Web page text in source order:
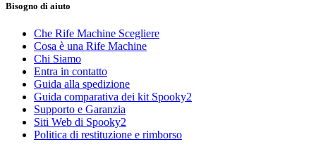
Bisogno di aiuto
Che Rife Machine Scegliere
Cosa è una Rife Machine
Chi Siamo
Entra in contatto
Guida alla spedizione
Guida comparativa dei kit Spooky2
Supporto e Garanzia
Siti Web di Spooky2
Politica di restituzione e rimborso